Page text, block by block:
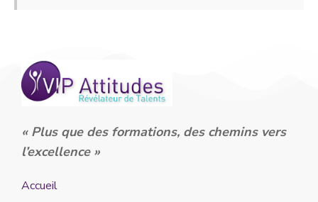
« Plus que des formations, des chemins vers
l’excellence »
Accueil